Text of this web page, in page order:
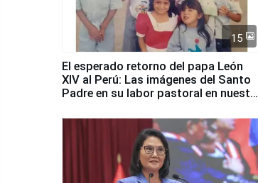
15
El esperado retorno del papa León
XIV al Perú: Las imágenes del Santo
Padre en su labor pastoral en nuestro